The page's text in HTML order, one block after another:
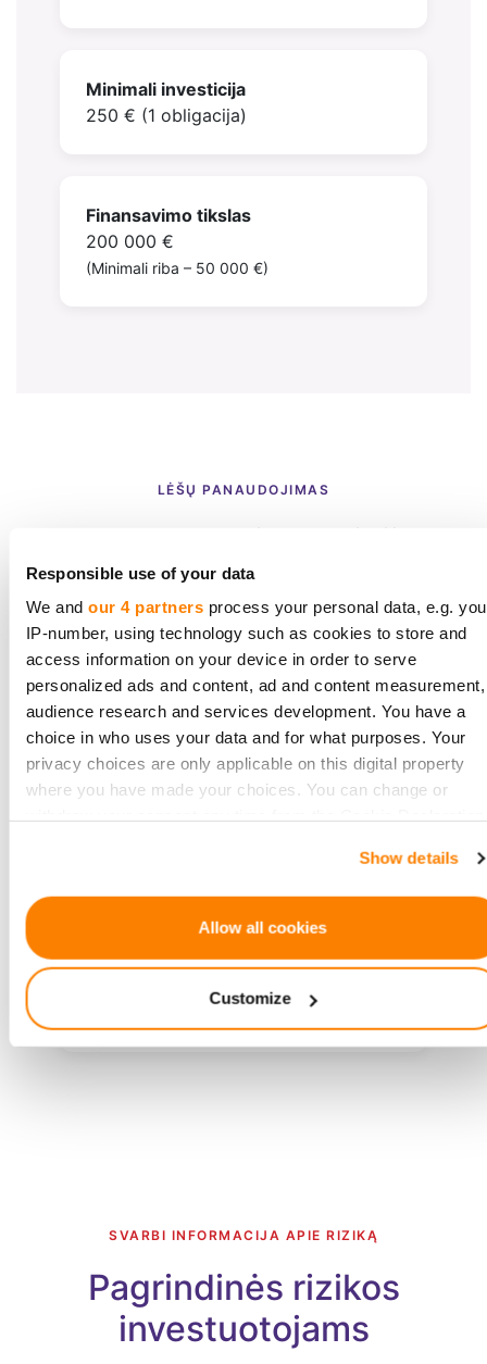
Responsible use of your data
We and our 4 partnersprocess your personal data, e.g.
IP-number, using technology such as cookies to store and
access information on your device in order to serve
personalized ads and content, ad and content measurement,
audience research and services development. You have a
choice in who uses your data and for what purposes. Your
privacy choices are only applicable on this digital property
where you have made your choices. You can change or
If you allow, we would also like to:
Collect information about your geographical location
Identify your device by actively scanning it for
characteristics (fingerprinting)
Find out more about how your personal data is processed
Show details
Allow all cookies
Customize
Minimali investicija
250 € (1 obligacija)
Finansavimo tikslas
200 000 €
(Minimali riba – 50 000 €)
LĖŠŲ PANAUDOJIMAS
200 000 € investicijų
etapas
Kreditų portfelio plėtra – naujos
paskolos
SVARBI INFORMACIJA APIE RIZIKĄ
Pagrindinės rizikos
investuotojams